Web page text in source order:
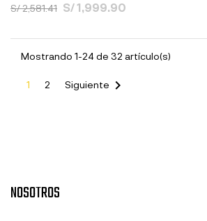
S/ 2,581.41 S/ 1,999.90
Mostrando 1-24 de 32 artículo(s)
1 2 Siguiente 
NOSOTROS